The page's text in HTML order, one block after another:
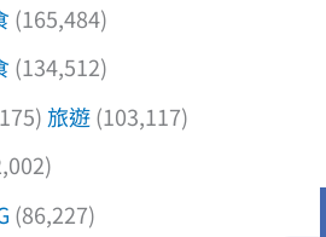
(165,484)
(134,512)
旅遊(103,117)
(86,227)